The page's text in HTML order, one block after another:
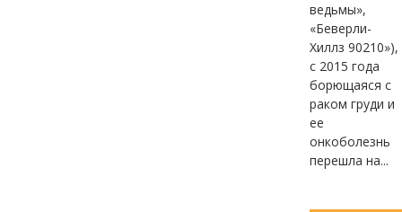
ведьмы»,
«Беверли-
Хиллз 90210»),
с 2015 года
борющаяся с
раком груди и
ее
онкоболезнь
перешла на...